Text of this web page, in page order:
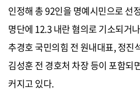
인정해 총 92인을 명예시민으로 선
명단에 12.3 내란 혐의로 기소되거
추경호 국민의힘 전 원내대표, 정진
김성훈 전 경호처 차장 등이 포함되
커지고 있다.